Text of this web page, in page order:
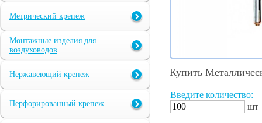
Метрический крепеж
Монтажные изделия для
воздуховодов
Нержавеющий крепеж
Перфорированный крепеж
Купить
Введите количество:
шт